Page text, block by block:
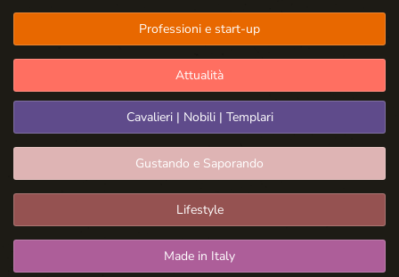
Professioni e start-up
Attualità
Cavalieri | Nobili | Templari
Gustando e Saporando
Lifestyle
Made in Italy